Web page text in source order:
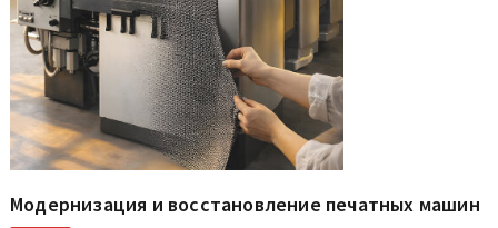
Модернизация и восстановление печатных машин